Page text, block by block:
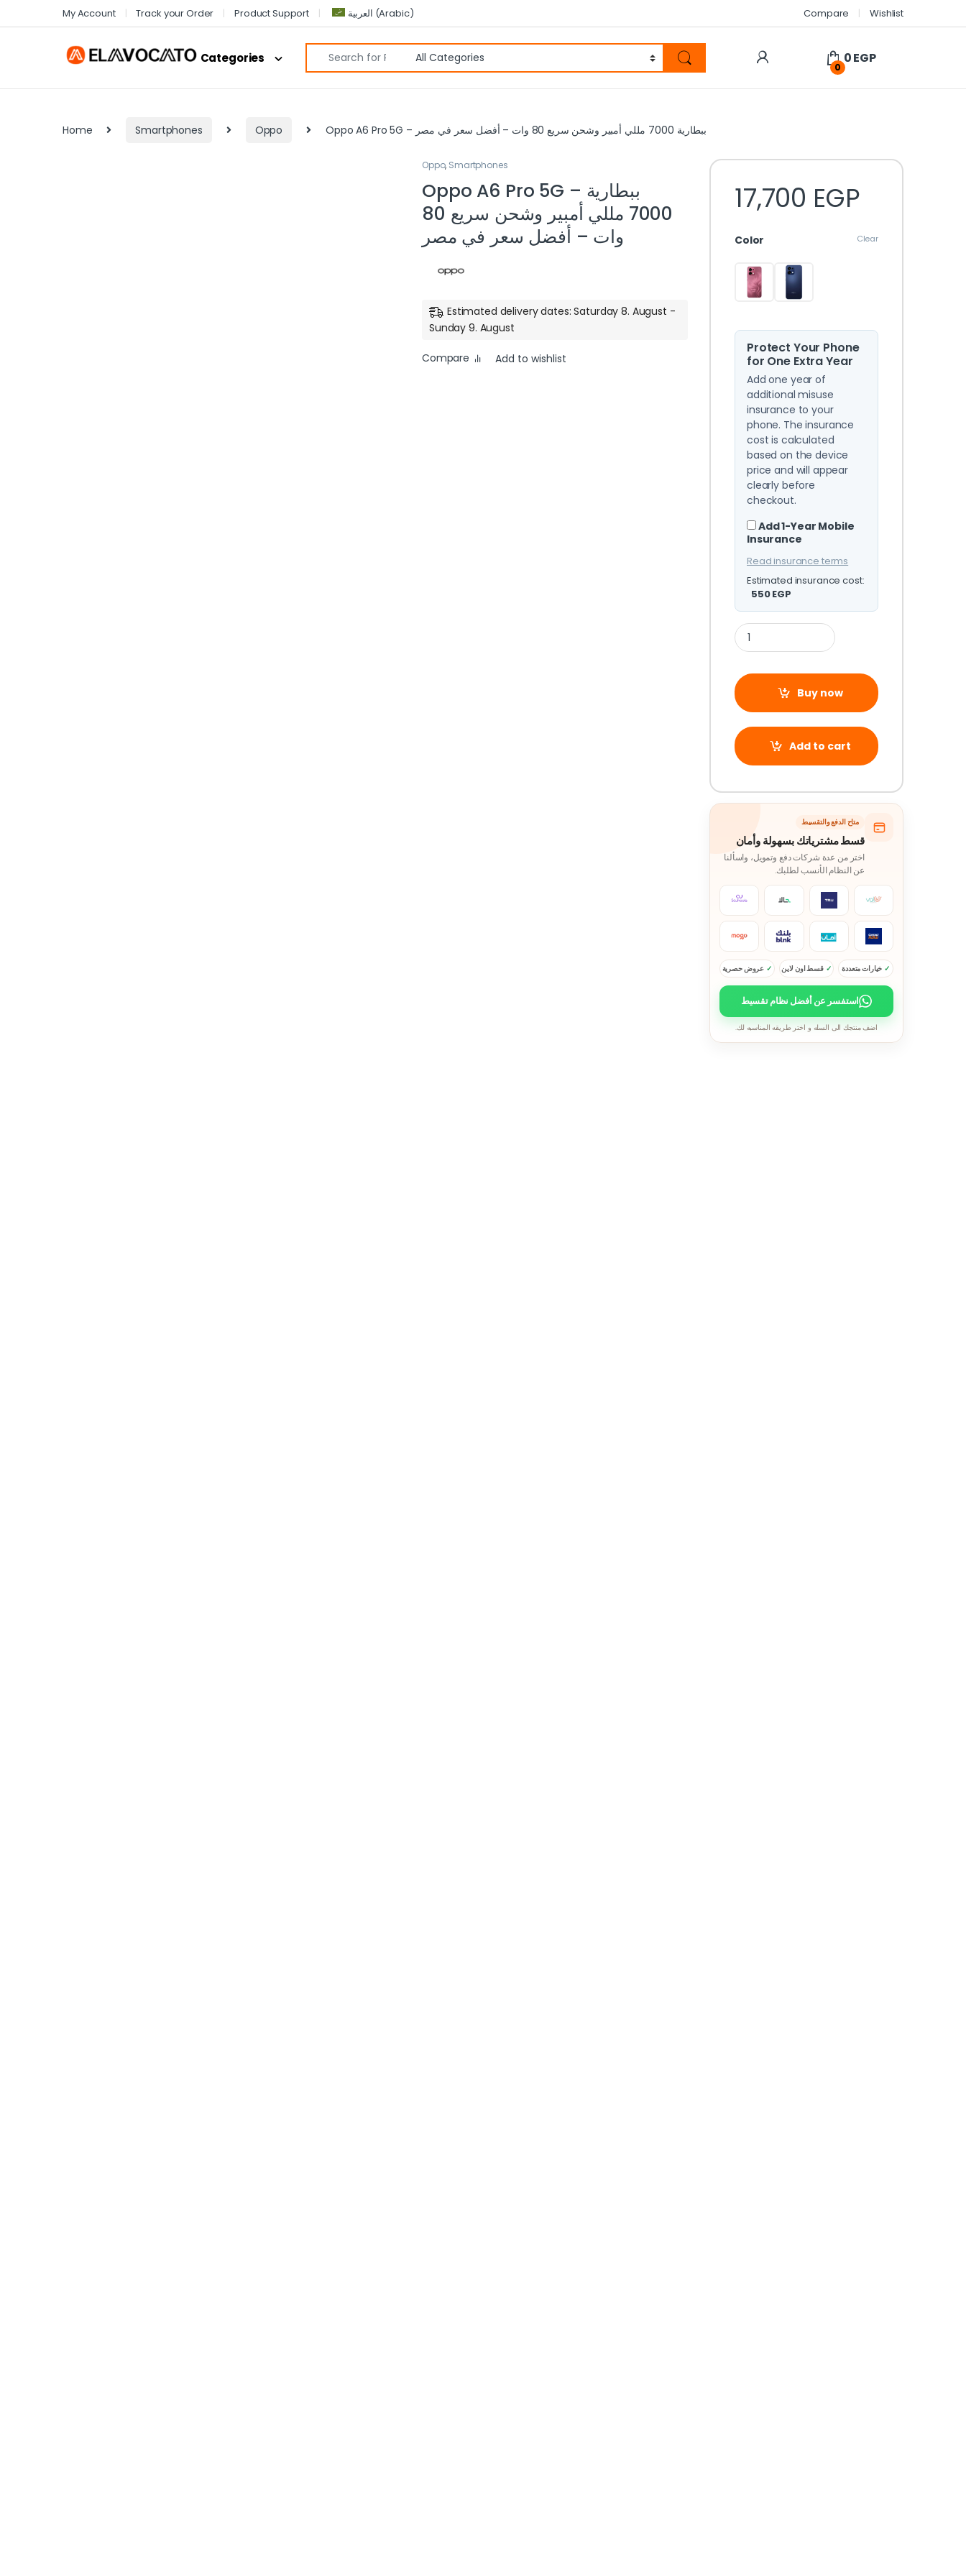
My Account Track your Order Product Support العربية (Arabic) Compare Wishlist
Categories
0
0EGP
Home Smartphones Oppo Oppo A6 Pro 5G – ببطارية 7000 مللي أمبير وشحن سريع 80 وات – أفضل سعر في مصر
Oppo, Smartphones
Oppo A6 Pro 5G – ببطارية
7000 مللي أمبير وشحن سريع 80
وات – أفضل سعر في مصر
Estimated delivery dates: Saturday 8. August -
Sunday 9. August
Compare Add to wishlist
17,700 EGP
Color Clear
Protect Your Phone
for One Extra Year
Add one year of
additional misuse
insurance to your
phone. The insurance
cost is calculated
based on the device
price and will appear
clearly before
checkout.
Add 1-Year Mobile
Insurance
Read insurance terms
Estimated insurance cost:
550EGP
Buy now
Add to cart
متاح الدفع والتقسيط
قسط مشترياتك بسهولة وأمان
اختر من عدة شركات دفع وتمويل، واسألنا
عن النظام الأنسب لطلبك.
خيارات متعددة قسط اون لاين عروض حصرية
استفسر عن أفضل نظام تقسيط
اضف منتجك الى السله و اختر طريقه المناسبه لك.